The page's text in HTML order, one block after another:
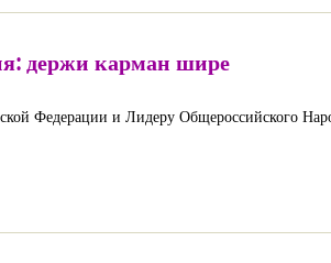
держи карман шире
Федерации и Лидеру Общероссийского